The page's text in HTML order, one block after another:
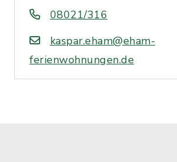
08021/316
kaspar.eham@eham-
ferienwohnungen.de